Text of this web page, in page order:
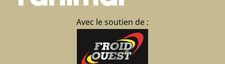
Avec le soutien de :